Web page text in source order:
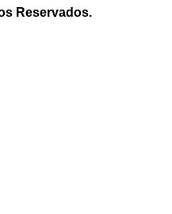
Reservados.